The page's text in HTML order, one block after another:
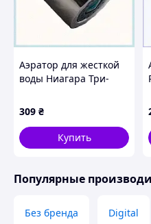
внутренняя резьба).
Похожие товары по
Аэратор для жесткой
воды Ниагара Три-
309 ₴
Купить
Популярные
Без бренда Digital